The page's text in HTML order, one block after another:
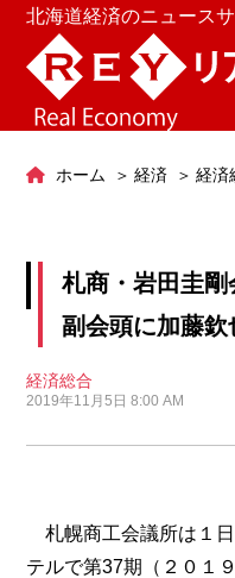
北海道経済のニュースサ
ホーム 経済 経済
札商・岩田圭
副会頭に加藤
経済総合
2019年11月5日 8:00 AM
札幌商工会議所は１
テルで第37期（２０１